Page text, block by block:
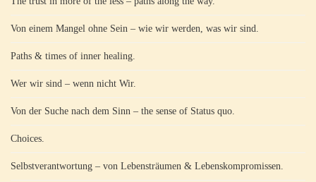
Von einem Mangel ohne Sein – wie wir werden, was wir sind.
Paths & times of inner healing.
Wer wir sind – wenn nicht Wir.
Von der Suche nach dem Sinn – the sense of Status quo.
Choices.
Selbstverantwortung – von Lebensträumen & Lebenskompromissen.